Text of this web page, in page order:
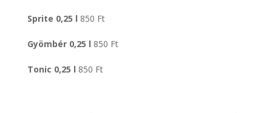
Sprite 0,25 l 850 Ft
Gyömbér 0,25 l 850 Ft
Tonic 0,25 l 850 Ft